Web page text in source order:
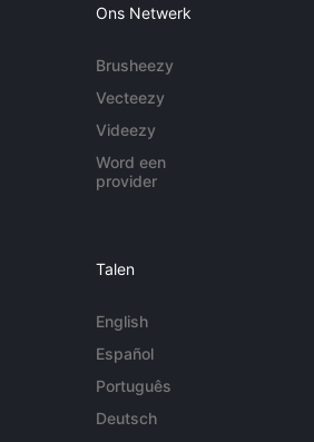
Ons Netwerk
Brusheezy
Vecteezy
Videezy
Word een
provider
Talen
English
Español
Português
Deutsch